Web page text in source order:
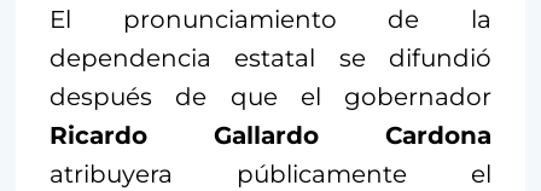
El pronunciamiento de la
dependencia estatal se difundió
después de que el gobernador
Ricardo Gallardo Cardona
atribuyera públicamente el